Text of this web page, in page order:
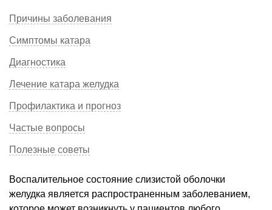
Причины заболевания
Симптомы катара
Диагностика
Лечение катара желудка
Профилактика и прогноз
Частые вопросы
Полезные советы
Воспалительное состояние слизистой оболочки
желудка является распространенным заболеванием,